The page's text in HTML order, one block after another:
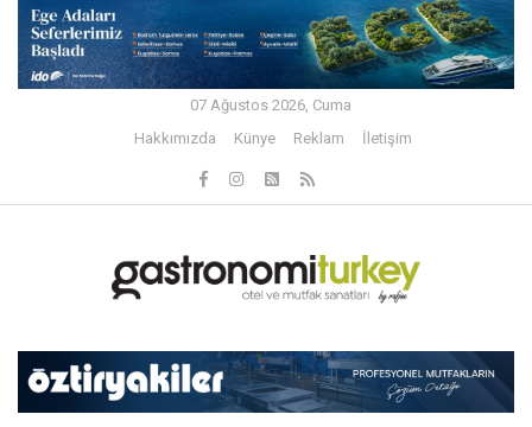
07 Ağustos 2026, Cuma
Hakkımızda
Künye Reklam İletişim